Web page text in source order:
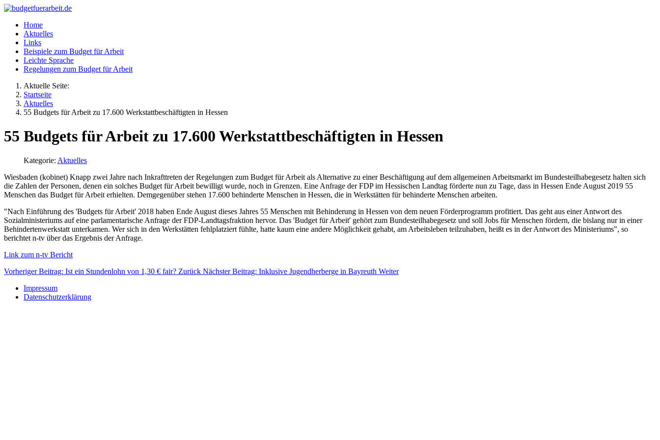
Home
Aktuelles
Links
Beispiele zum Budget für Arbeit
Leichte Sprache
Regelungen zum Budget für Arbeit
Aktuelle Seite:
Startseite
Aktuelles
55 Budgets für Arbeit zu 17.600 Werkstattbeschäftigten in Hessen
55 Budgets für Arbeit zu 17.600 Werkstattbeschäftigten in Hessen
Kategorie: Aktuelles
Wiesbaden (kobinet) Knapp zwei Jahre nach Inkrafttreten der Regelungen zum Budget für Arbeit als Alternative zu einer Beschäftigung auf dem allgemeinen Arbeitsmarkt im Bundesteilhabegesetz halten sich
die Zahlen der Personen, denen ein solches Budget für Arbeit bewilligt wurde, noch in Grenzen. Eine Anfrage der FDP im Hessischen Landtag förderte nun zu Tage, dass in Hessen Ende August 2019 55
Menschen das Budget für Arbeit erhielten. Demgegenüber stehen 17.600 behinderte Menschen in Hessen, die in Werkstätten für behinderte Menschen arbeiten.
"Nach Einführung des 'Budgets für Arbeit' 2018 haben Ende August dieses Jahres 55 Menschen mit Behinderung in Hessen von dem neuen Förderprogramm profitiert. Das geht aus einer Antwort des
Sozialministeriums auf eine parlamentarische Anfrage der FDP-Landtagsfraktion hervor. Das 'Budget für Arbeit' gehört zum Bundesteilhabegesetz und soll Jobs für Menschen fördern, die bislang nur in einer
Behindertenwerkstatt unterkamen. Wer sich in den Werkstätten fehlplatziert fühlte, hatte kaum eine andere Möglichkeit gehabt, am Arbeitsleben teilzuhaben, heißt es in der Antwort des Ministeriums", so
berichtet n-tv über das Ergebnis der Anfrage.
Link zum n-tv Bericht
Vorheriger Beitrag: Ist ein Stundenlohn von 1,30 € fair? Zurück Nächster Beitrag: Inklusive Jugendherberge in Bayreuth Weiter
Impressum
Datenschutzerklärung